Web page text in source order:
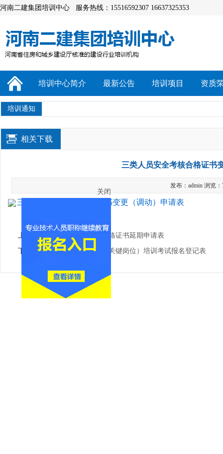
河南二建集团培训中心 服务热线：15516592307 16637325353
培训中心简介 最新公告 培训项目 资质
培训通知
相关下载
三类人员安全考核合格证书
发布：admin 浏览：
三类人员安全考核合格证书变更（调动）申请表
上一篇： 三类人员安全考核合格证书延期申请表
下一篇：建设现场专业人员（关键岗位）培训考试报名登记表